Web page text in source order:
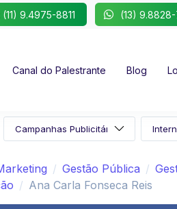
9.4975-8811 (13)
Canal do Palestrante Blog
Gestão Pública
Ana Carla Fonseca Reis